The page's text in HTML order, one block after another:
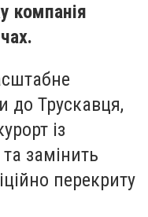
компанія
до Трускавця,
із
замінить
перекриту